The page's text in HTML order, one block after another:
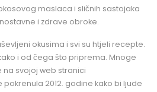
maslaca i sličnih sastojaka
i zdrave obroke.
okusima i svi su htjeli recepte.
i od čega što priprema. Mnoge
svojoj web stranici
pokrenula 2012. godine kako bi ljude